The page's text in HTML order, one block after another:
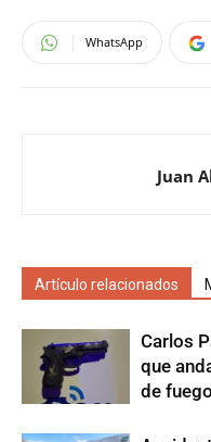
WhatsApp
Juan
Artículo relacionados
Carlos
que
de fuego